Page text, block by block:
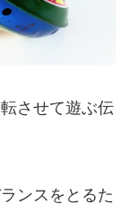
させて遊ぶ伝
ンスをとるた